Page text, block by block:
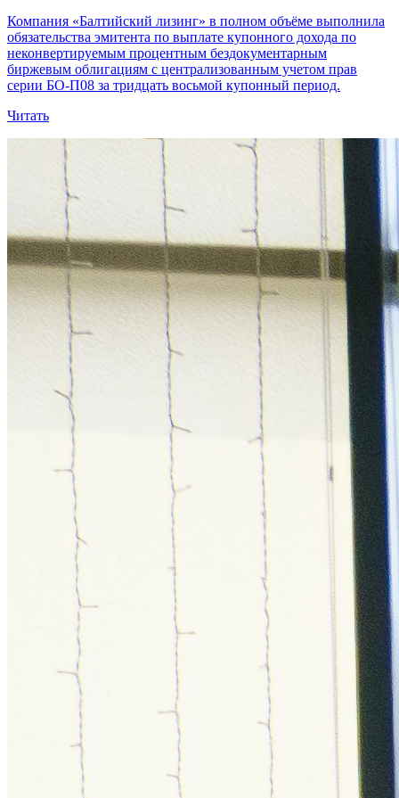
Компания «Балтийский лизинг» в полном объёме выполнила
обязательства эмитента по выплате купонного дохода по
неконвертируемым процентным бездокументарным
биржевым облигациям с централизованным учетом прав
серии БО-П08 за тридцать восьмой купонный период.
Читать